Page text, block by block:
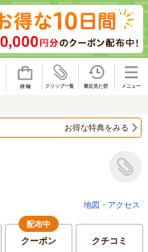
お得な特典をみる
地図・アクセス
配布中
クーポン クチコミ